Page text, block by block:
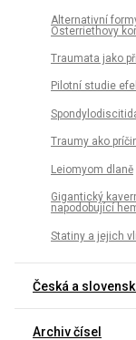
Alternativní
Osterriethovy
Traumata jako
Pilotní studie
Traumy ako
Leiomyom dlaně
Gigantický
napodobující
Statiny a jejich
Česká a
Archiv čísel